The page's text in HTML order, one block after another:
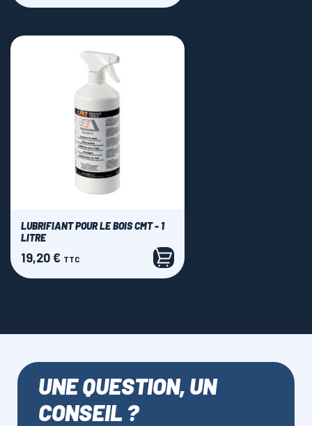
LUBRIFIANT POUR LE BOIS CMT - 1
LITRE
Prix
19,20 € TTC
UNE QUESTION, UN
CONSEIL ?